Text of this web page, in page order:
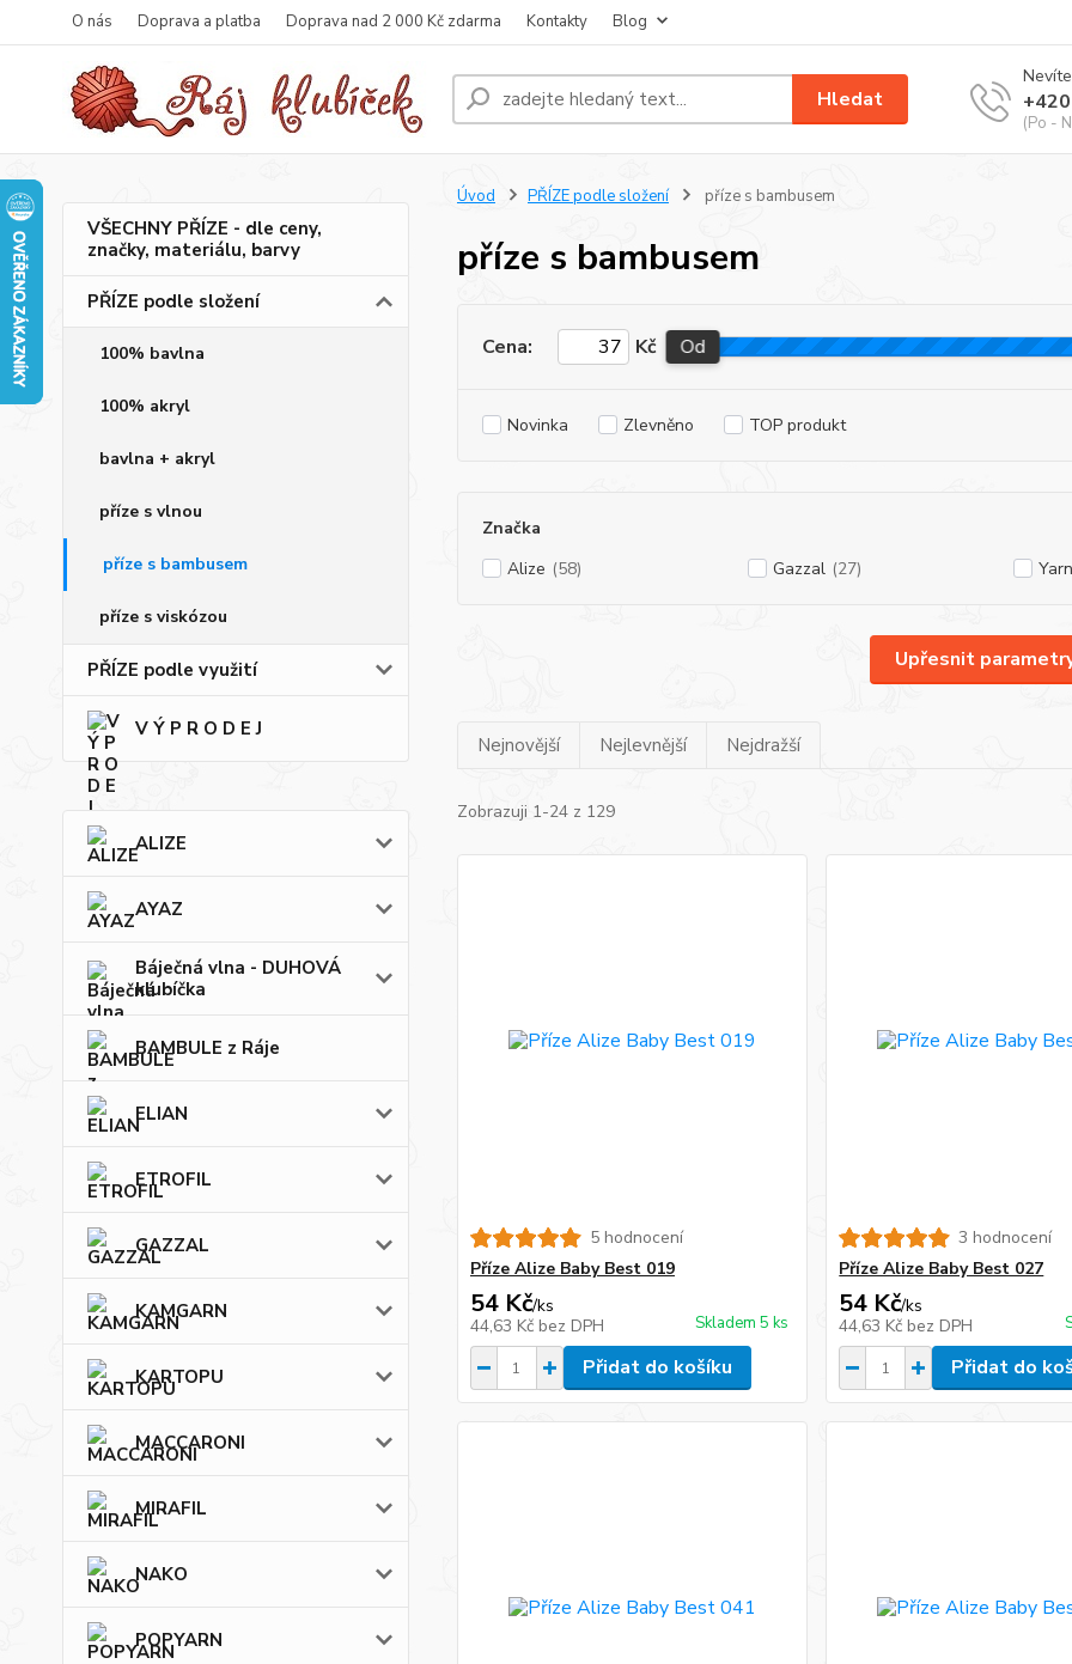
O nás Doprava a platba Doprava nad 2 000 Kč zdarma Kontakty Blog
Hledat
(Po -
VŠECHNY PŘÍZE - dle ceny,
značky, materiálu, barvy
PŘÍZE podle složení
100% bavlna
100% akryl
bavlna + akryl
příze s vlnou
příze s bambusem
příze s viskózou
PŘÍZE podle využití
V Ý P R O D E J
ALIZE
AYAZ
Báječná vlna - DUHOVÁ
klubíčka
BAMBULE z Ráje
ELIAN
ETROFIL
GAZZAL
KAMGARN
KARTOPU
MACCARONI
MIRAFIL
NAKO
POPYARN
Úvod PŘÍZE podle složení příze s bambusem
příze s bambusem
Upřesnit
Cena: Kč Od
Novinka Zlevněno TOP produkt
Značka
Alize (58) Gazzal (27)
Nejnovější Nejlevnější Nejdražší
Zobrazuji 1-24 z 129
5 hodnocení
Příze Alize Baby Best 019
54 Kč/ks
44,63 Kč bez DPH Skladem 5 ks
Přidat do košíku
3 hodnocení
Příze Alize Baby Best 027
54 Kč/ks
44,63 Kč bez DPH
Přidat do